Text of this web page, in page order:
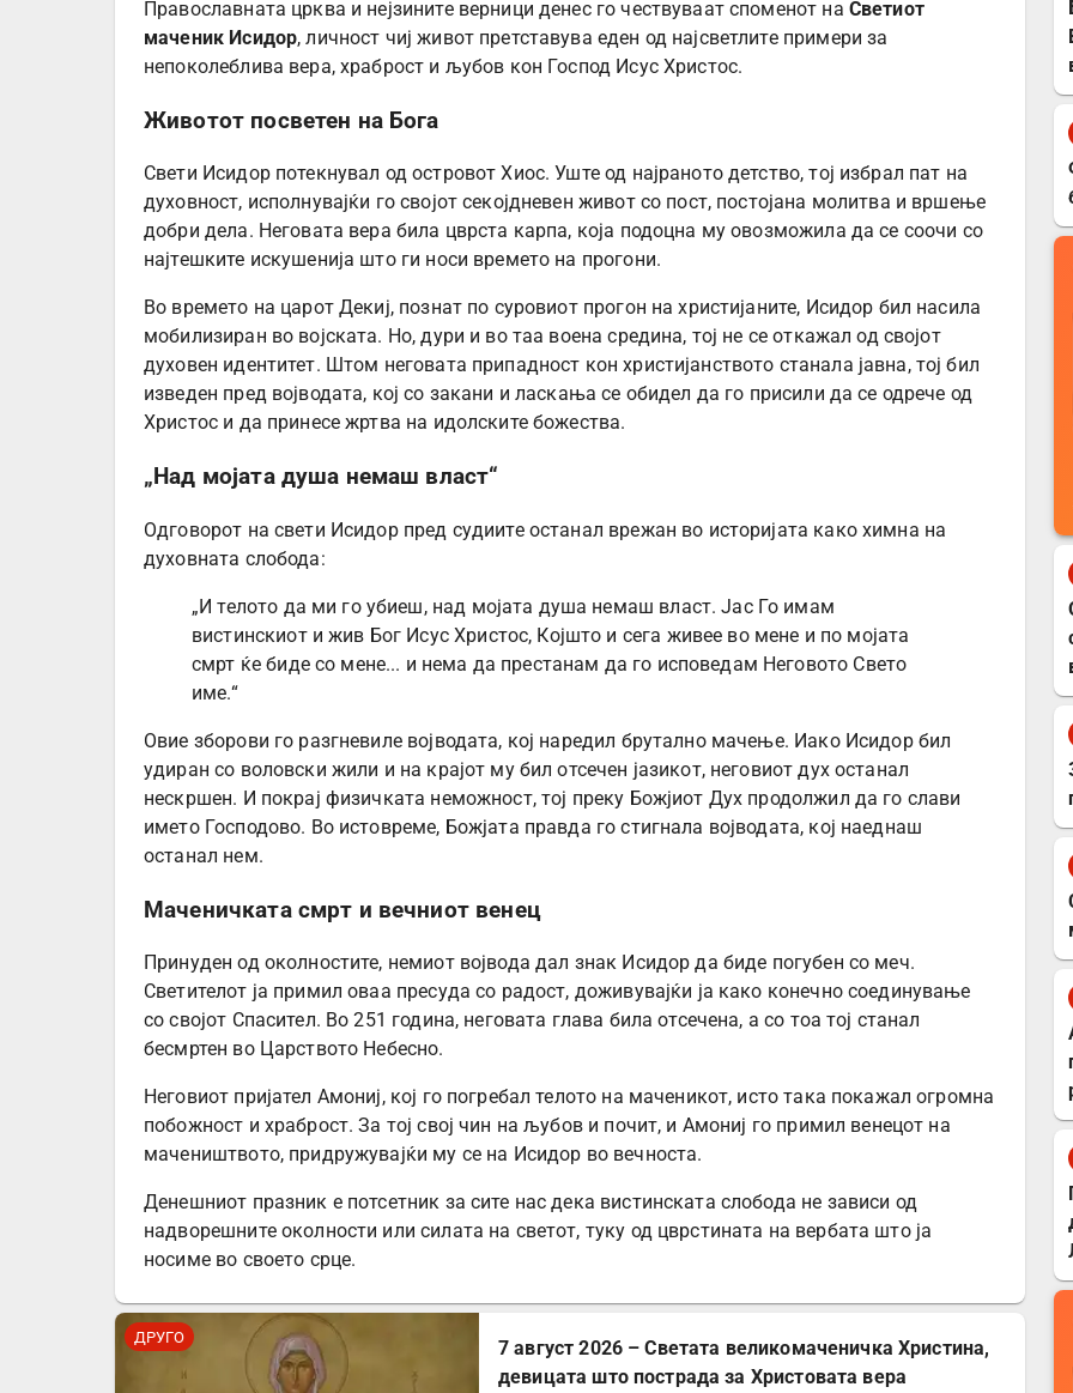
Православната црква и нејзините верници денес го чествуваат споменот на Светиот
маченик Исидор, личност чиј живот претставува еден од најсветлите примери за
непоколеблива вера, храброст и љубов кон Господ Исус Христос.
Животот посветен на Бога
Свети Исидор потекнувал од островот Хиос. Уште од најраното детство, тој избрал пат на
духовност, исполнувајќи го својот секојдневен живот со пост, постојана молитва и вршење
добри дела. Неговата вера била цврста карпа, која подоцна му овозможила да се соочи со
најтешките искушенија што ги носи времето на прогони.
Во времето на царот Декиј, познат по суровиот прогон на христијаните, Исидор бил насила
мобилизиран во војската. Но, дури и во таа воена средина, тој не се откажал од својот
духовен идентитет. Штом неговата припадност кон христијанството станала јавна, тој бил
изведен пред војводата, кој со закани и ласкања се обидел да го присили да се одрече од
Христос и да принесе жртва на идолските божества.
„Над мојата душа немаш власт“
Одговорот на свети Исидор пред судиите останал врежан во историјата како химна на
духовната слобода:
„И телото да ми го убиеш, над мојата душа немаш власт. Јас Го имам
вистинскиот и жив Бог Исус Христос, Којшто и сега живее во мене и по мојата
смрт ќе биде со мене... и нема да престанам да го исповедам Неговото Свето
име.“
Овие зборови го разгневиле војводата, кој наредил брутално мачење. Иако Исидор бил
удиран со воловски жили и на крајот му бил отсечен јазикот, неговиот дух останал
нескршен. И покрај физичката неможност, тој преку Божјиот Дух продолжил да го слави
името Господово. Во истовреме, Божјата правда го стигнала војводата, кој наеднаш
останал нем.
Маченичката смрт и вечниот венец
Принуден од околностите, немиот војвода дал знак Исидор да биде погубен со меч.
Светителот ја примил оваа пресуда со радост, доживувајќи ја како конечно соединување
со својот Спасител. Во 251 година, неговата глава била отсечена, а со тоа тој станал
бесмртен во Царството Небесно.
Неговиот пријател Амониј, кој го погребал телото на маченикот, исто така покажал огромна
побожност и храброст. За тој свој чин на љубов и почит, и Амониј го примил венецот на
мачеништвото, придружувајќи му се на Исидор во вечноста.
Денешниот празник е потсетник за сите нас дека вистинската слобода не зависи од
надворешните околности или силата на светот, туку од цврстината на вербата што ја
носиме во своето срце.
ДРУГО
7 август 2026 – Светата великомаченичка Христина,
девицата што пострада за Христовата вера